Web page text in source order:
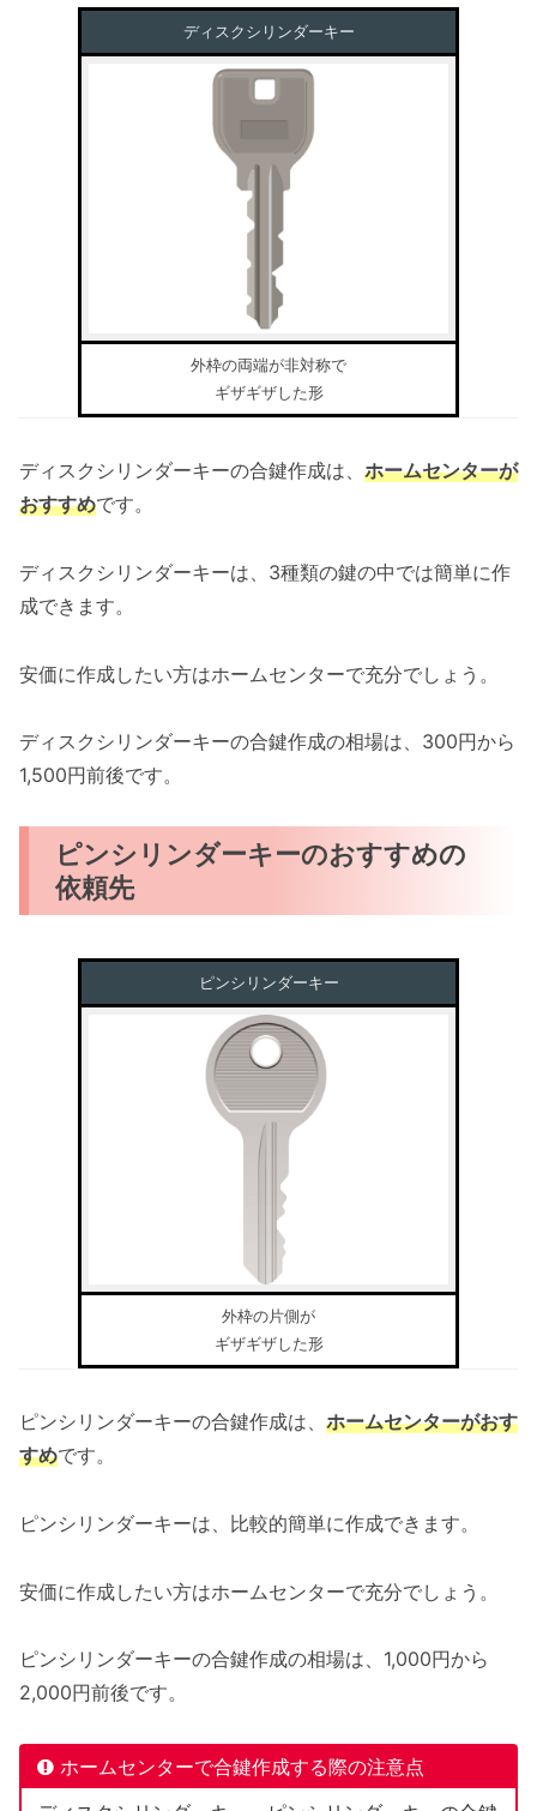
ディスクシリンダーキー
外枠の両端が非対称で
ギザギザした形
ディスクシリンダーキーの合鍵作成は、 ホームセンターが
おすすめです。
ディスクシリンダーキーは、3種類の鍵の中では簡単に作
成できます。
安価に作成したい方はホームセンターで充分でしょう。
ディスクシリンダーキーの合鍵作成の相場は、300円から
1,500円前後です。
ピンシリンダーキーのおすすめの
依頼先
ピンシリンダーキー
外枠の片側が
ギザギザした形
ピンシリンダーキーの合鍵作成は、 ホームセンターがおす
すめです。
ピンシリンダーキーは、比較的簡単に作成できます。
安価に作成したい方はホームセンターで充分でしょう。
ピンシリンダーキーの合鍵作成の相場は、1,000円から
2,000円前後です。
ホームセンターで合鍵作成する際の注意点